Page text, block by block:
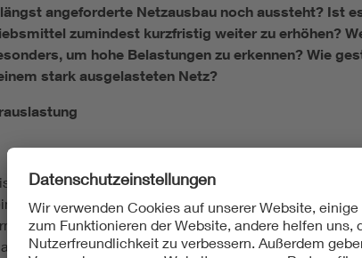
angeforderte Netzausbau noch aussteht? Ist
zumindest kurzfristig weiter zu erhöhen?
um hohe Belastungen zu erkennen? Wie
stark ausgelasteten Netz?
Höherauslastung von Betriebsmitteln über den
gezielte Auslastung können Engpässe im Netz
Erzeugern möglich, trotz begrenzter
als „temporäre Höherauslastung des